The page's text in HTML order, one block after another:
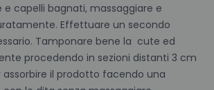
e capelli bagnati, massaggiare e
Effettuare un secondo
Tamponare bene la cute ed
procedendo in sezioni distanti 3 cm
assorbire il prodotto facendo una